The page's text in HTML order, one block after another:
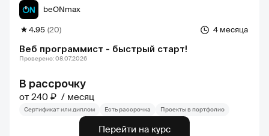
Веб программист - быстрый старт!
4 месяца
4.95 (20)
beONmax
В рассрочку
от 240 ₽ месяц
Проверено: 08.07.2026
Сертификат или диплом Есть рассрочка Проекты в портфолио
Перейти на курс